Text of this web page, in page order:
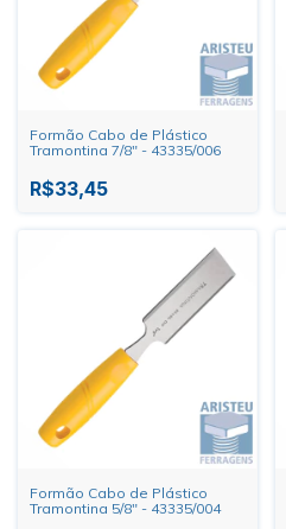
Formão Cabo de Plástico
Tramontina 7/8" - 43335/006
R$33,45
Formão Cabo de Plástico
Tramontina 5/8" - 43335/004